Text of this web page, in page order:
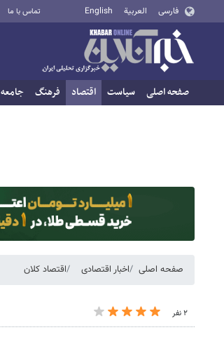
فارسی العربية English تماس با ما
صفحه اصلی سیاست اقتصاد فرهنگ جامعه
صفحه اصلی اخبار اقتصادی اقتصاد کلان
۲ نفر